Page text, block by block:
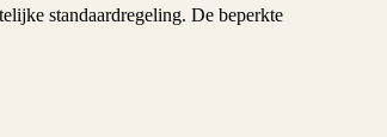
standaardregeling. De beperkte